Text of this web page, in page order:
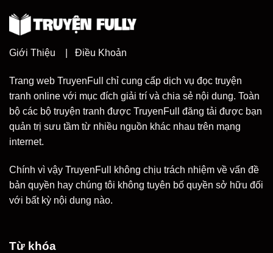
Giới Thiệu Điều Khoản
Trang web TruyenFull chỉ cung cấp dịch vụ đọc truyện
tranh online với mục đích giải trí và chia sẻ nội dung. Toàn
bộ các bộ truyện tranh được TruyenFull đăng tải được bạn
quản trị sưu tầm từ nhiều nguồn khác nhau trên mạng
internet.
Chính vì vậy TruyenFull không chịu trách nhiệm về vấn đề
bản quyền hay chúng tôi không tuyên bố quyền sở hữu đối
với bất kỳ nội dung nào.
Từ khóa